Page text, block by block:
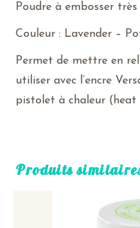
Poudre à embosser
Couleur : Lavender –
Permet de mettre en
utiliser avec l’encre
pistolet à chaleur (heat
Produits